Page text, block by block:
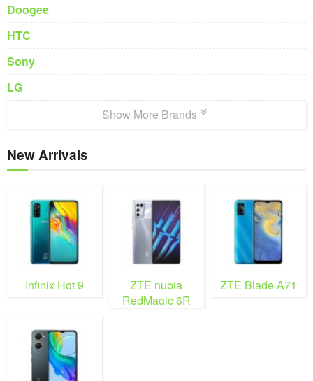
Doogee
HTC
Sony
LG
Show More Brands
New Arrivals
Infinix Hot 9
ZTE nubia
RedMagic 6R
ZTE Blade A71